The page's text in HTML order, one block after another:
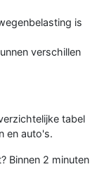
is
verschillen
tabel
en auto's.
Binnen 2 minuten